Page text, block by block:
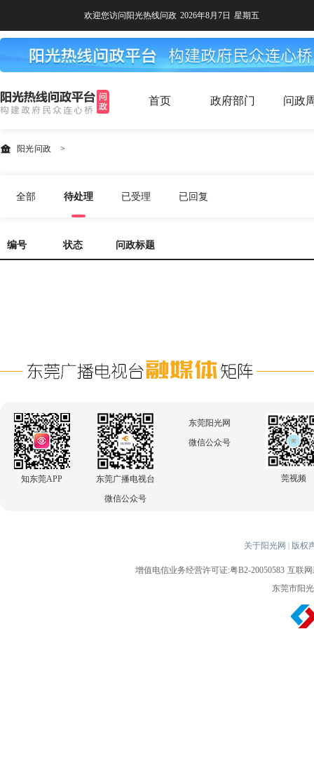
欢迎您访问阳光热线问政 2026年8月7日 星期五
首页 政府部门 问政
阳光问政 >
全部 待处理 已受理 已回复
编号 状态 问政标题
知东莞APP
东莞广播电视台
微信公众号
东莞阳光网
微信公众号
莞视频
关于阳光网 | 版权
增值电信业务经营许可证:粤B2-20050583 互联网
东莞市阳